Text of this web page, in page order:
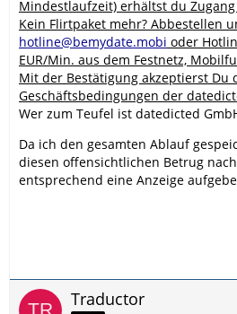
Mindestlaufzeit) erhältst du
Kein Flirtpaket mehr? Abbestellen
hotline@bemydate.mobi oder
EUR/Min. aus dem Festnetz,
Mit der Bestätigung akzeptierst Du
Geschäftsbedingungen der
Wer zum Teufel ist datedicted
Da ich den gesamten Ablauf
diesen offensichtlichen Betrug
entsprechend eine Anzeige
Traductor